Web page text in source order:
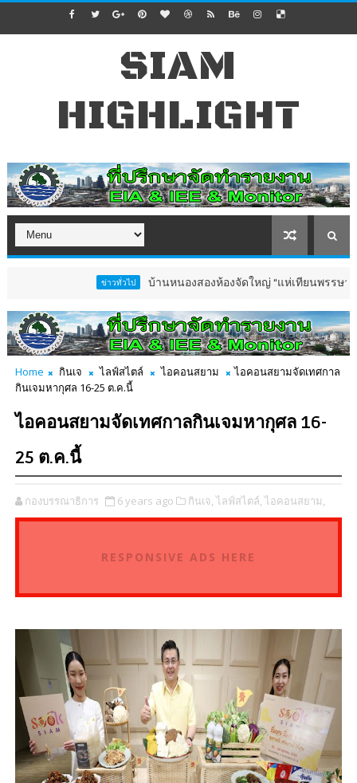
SIAM
HIGHLIGHT
บ้านหนองสองห้องจัดใหญ่ “แห่เทียนพรรษา–ผ้าป่าซาเล้งปลอ
Home กินเจ ไลฟ์สไตล์ ไอคอนสยาม
ไอคอนสยามจัดเทศกาล
กินเจมหากุศล 16-25 ต.ค.นี้
ไอคอนสยามจัดเทศกาลกินเจมหากุศล 16-
25 ต.ค.นี้
กองบรรณาธิการ 6 years ago กินเจ, ไลฟ์สไตล์, ไอคอนสยาม,
RESPONSIVE ADS HERE